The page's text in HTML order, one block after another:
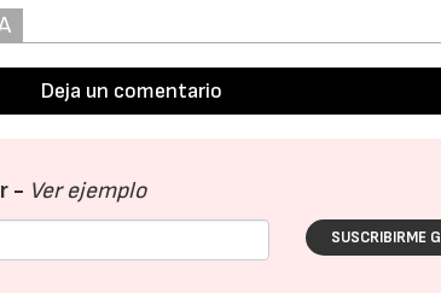
Deja un comentario
- Ver ejemplo
SUSCRIBIRME